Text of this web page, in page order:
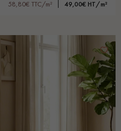
58,80€ TTC/m² 49,00€ HT/m²